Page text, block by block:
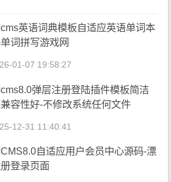
英语词典模板自适应英语单词本
词拼写游戏网
01-07 19:58:27
弹层注册登陆插件模板简洁
容性好-不修改系统任何文件
12-31 11:40:41
自适应用户会员中心源码-漂
登录页面